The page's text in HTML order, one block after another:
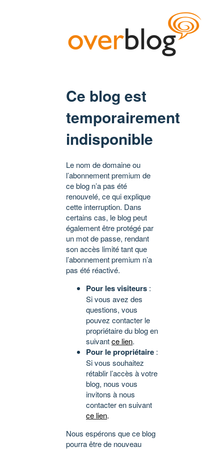
Ce blog est
temporairement
indisponible
Le nom de domaine ou
l’abonnement premium de
ce blog n’a pas été
renouvelé, ce qui explique
cette interruption. Dans
certains cas, le blog peut
également être protégé par
un mot de passe, rendant
son accès limité tant que
l’abonnement premium n’a
pas été réactivé.
Pour les visiteurs :
Si vous avez des
questions, vous
pouvez contacter le
propriétaire du blog en
suivantce lien.
Pour le propriétaire :
Si vous souhaitez
rétablir l’accès à votre
blog, nous vous
invitons à nous
contacter en suivant
ce lien.
Nous espérons que ce blog
pourra être de nouveau